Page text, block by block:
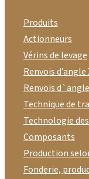
Produits
Actionneurs
Vérins de levage
Renvois d’angle
Renvois d`angle
Technique de
Technologie
Composants
Production
Fonderie,